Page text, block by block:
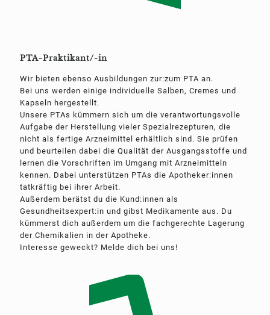
PTA-Praktikant/-in
Wir bieten ebenso Ausbildungen zur:zum PTA an.
Bei uns werden einige individuelle Salben, Cremes und
Kapseln hergestellt.
Unsere PTAs kümmern sich um die verantwortungsvolle
Aufgabe der Herstellung vieler Spezialrezepturen, die
nicht als fertige Arzneimittel erhältlich sind. Sie prüfen
und beurteilen dabei die Qualität der Ausgangsstoffe und
lernen die Vorschriften im Umgang mit Arzneimitteln
kennen. Dabei unterstützen PTAs die Apotheker:innen
tatkräftig bei ihrer Arbeit.
Außerdem berätst du die Kund:innen als
Gesundheitsexpert:in und gibst Medikamente aus. Du
kümmerst dich außerdem um die fachgerechte Lagerung
der Chemikalien in der Apotheke.
Interesse geweckt? Melde dich bei uns!